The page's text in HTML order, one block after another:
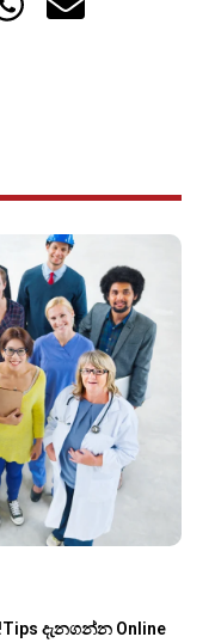
දැනගන්න Online